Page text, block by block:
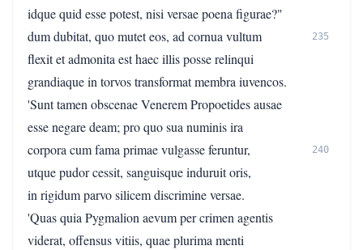
idque quid esse potest, nisi versae poena figurae?"
dum dubitat, quo mutet eos, ad cornua vultum
235
flexit et admonita est haec illis posse relinqui
grandiaque in torvos transformat membra iuvencos.
'Sunt tamen obscenae Venerem Propoetides ausae
esse negare deam; pro quo sua numinis ira
corpora cum fama primae vulgasse feruntur,
240
utque pudor cessit, sanguisque induruit oris,
in rigidum parvo silicem discrimine versae.
'Quas quia Pygmalion aevum per crimen agentis
viderat, offensus vitiis, quae plurima menti